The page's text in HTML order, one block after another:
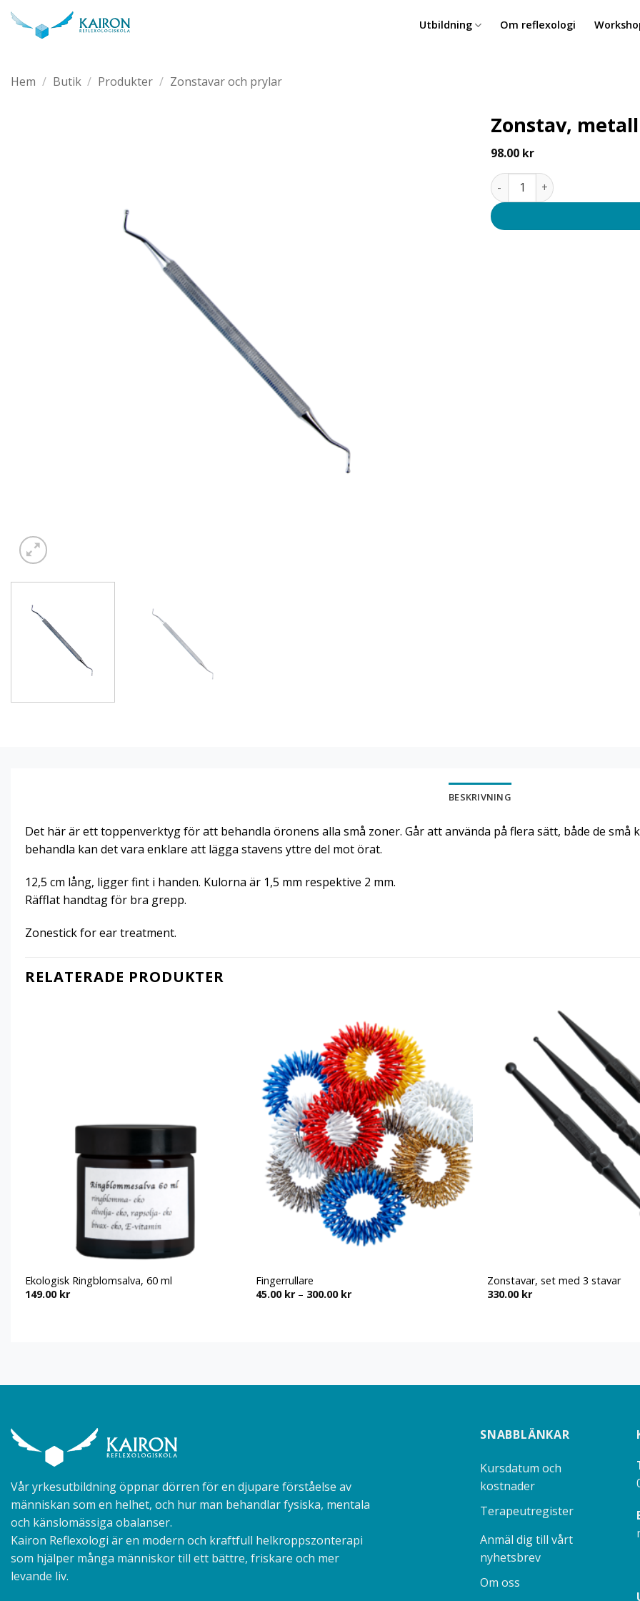
Skip
content
Utbildning Om reflexologi
Hem / Butik / Produkter / Zonstavar och prylar
Zonstav,
98.00 kr
Zonstav, metall för
BESKRIVNING
Det här är ett toppenverktyg för att behandla öronens alla små zoner. Går att använda på flera sätt, både de små
behandla kan det vara enklare att lägga stavens yttre del mot örat.
12,5 cm lång, ligger fint i handen. Kulorna är 1,5 mm respektive 2 mm.
Räfflat handtag för bra grepp.
Zonestick for ear treatment.
RELATERADE PRODUKTER
Ekologisk Ringblomsalva, 60 ml
149.00 kr
Fingerrullare
45.00 kr – 300.00 krPrisintervall:
Zonstavar, set med 3 stavar
330.00 kr
Vår yrkesutbildning öppnar dörren för en djupare förståelse av
människan som en helhet, och hur man behandlar fysiska, mentala
och känslomässiga obalanser.
Kairon Reflexologi är en modern och kraftfull helkroppszonterapi
som hjälper många människor till ett bättre, friskare och mer
levande liv.
SNABBLÄNKAR
Kursdatum och
kostnader
Terapeutregister
Anmäl dig till vårt
nyhetsbrev
Om oss